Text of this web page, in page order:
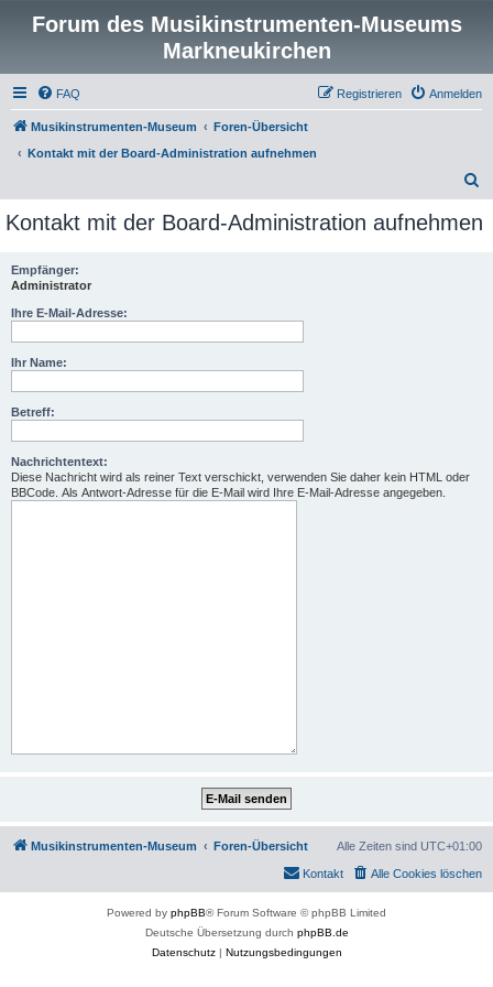
Forum des Musikinstrumenten-Museums
Markneukirchen
FAQ Anmelden
Registrieren
Musikinstrumenten-Museum
Foren-Übersicht
Kontakt mit der Board-Administration aufnehmen
c
Kontakt mit der Board-Administration aufnehmen
Empfänger:
Administrator
Ihre E-Mail-Adresse:
Ihr Name:
Betreff:
Nachrichtentext:
Diese Nachricht wird als reiner Text verschickt, verwenden Sie daher kein HTML oder
BBCode. Als Antwort-Adresse für die E-Mail wird Ihre E-Mail-Adresse angegeben.
Musikinstrumenten-Museum Foren-Übersicht Alle Zeiten sind UTC+01:00
Alle Cookies löschen
Kontakt
Powered by phpBB® Forum Software © phpBB Limited
Deutsche Übersetzung durch phpBB.de
Datenschutz| Nutzungsbedingungen